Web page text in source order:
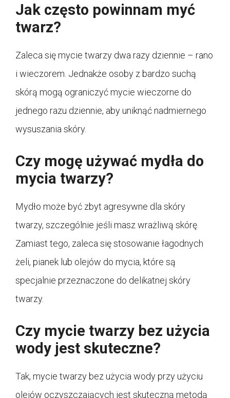
Jak często powinnam myć
twarz?
Zaleca się mycie twarzy dwa razy dziennie – rano
i wieczorem. Jednakże osoby z bardzo suchą
skórą mogą ograniczyć mycie wieczorne do
jednego razu dziennie, aby uniknąć nadmiernego
wysuszania skóry.
Czy mogę używać mydła do
mycia twarzy?
Mydło może być zbyt agresywne dla skóry
twarzy, szczególnie jeśli masz wrażliwą skórę.
Zamiast tego, zaleca się stosowanie łagodnych
żeli, pianek lub olejów do mycia, które są
specjalnie przeznaczone do delikatnej skóry
twarzy.
Czy mycie twarzy bez użycia
wody jest skuteczne?
Tak, mycie twarzy bez użycia wody przy użyciu
olejów oczyszczających jest skuteczną metodą